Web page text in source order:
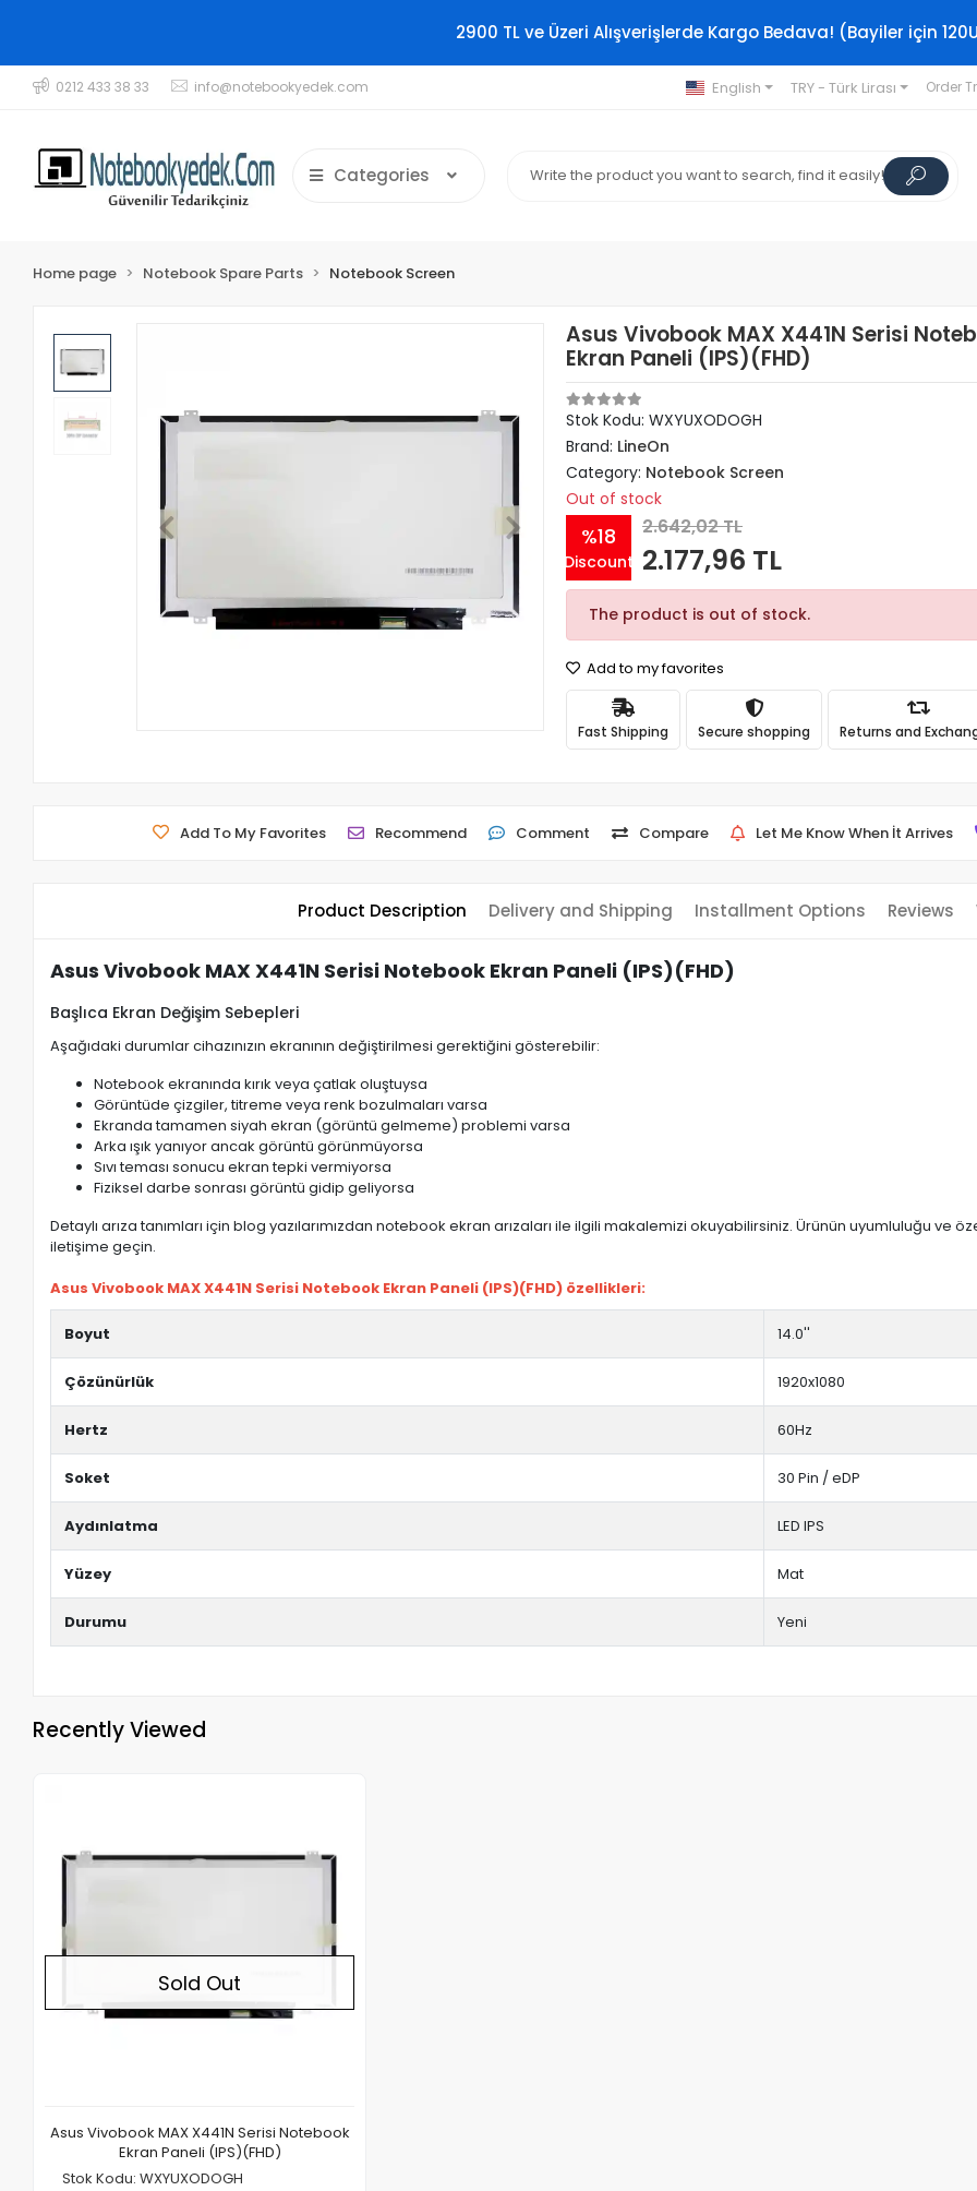
2900 TL ve Üzeri Alışverişlerde Kargo Bedava! (Bayiler için
0212 433 38 33 info@notebookyedek.com English TRY - Türk Lirası Order
Categories
Home page Notebook Spare Parts Notebook Screen
Asus Vivobook MAX X441N Serisi
Ekran Paneli (IPS)(FHD)
Stok Kodu: WXYUXODOGH
Brand: LineOn
Category: Notebook Screen
Out of stock
%18
Discount
2.642,02 TL
2.177,96 TL
The product is out of stock.
Add to my favorites
Fast Shipping Secure shopping Returns and
Add To My Favorites Recommend Comment Compare Let Me Know When İt Arrives
Product Description Delivery and Shipping Installment Options Reviews
Asus Vivobook MAX X441N Serisi Notebook Ekran Paneli (IPS)(FHD)
Başlıca Ekran Değişim Sebepleri
Aşağıdaki durumlar cihazınızın ekranının değiştirilmesi gerektiğini gösterebilir:
Notebook ekranında kırık veya çatlak oluştuysa
Görüntüde çizgiler, titreme veya renk bozulmaları varsa
Ekranda tamamen siyah ekran (görüntü gelmeme) problemi varsa
Arka ışık yanıyor ancak görüntü görünmüyorsa
Sıvı teması sonucu ekran tepki vermiyorsa
Fiziksel darbe sonrası görüntü gidip geliyorsa
Detaylı arıza tanımları için blog yazılarımızdan notebook ekran arızaları ile ilgili makalemizi okuyabilirsiniz. Ürünün uyumluluğu
iletişime geçin.
Asus Vivobook MAX X441N Serisi Notebook Ekran Paneli (IPS)(FHD) özellikleri:
Boyut 14.0''
Çözünürlük 1920x1080
Hertz 60Hz
Soket 30 Pin / eDP
Aydınlatma LED IPS
Yüzey Mat
Durumu Yeni
Recently Viewed
Sold Out
Asus Vivobook MAX X441N Serisi Notebook
Ekran Paneli (IPS)(FHD)
Stok Kodu: WXYUXODOGH